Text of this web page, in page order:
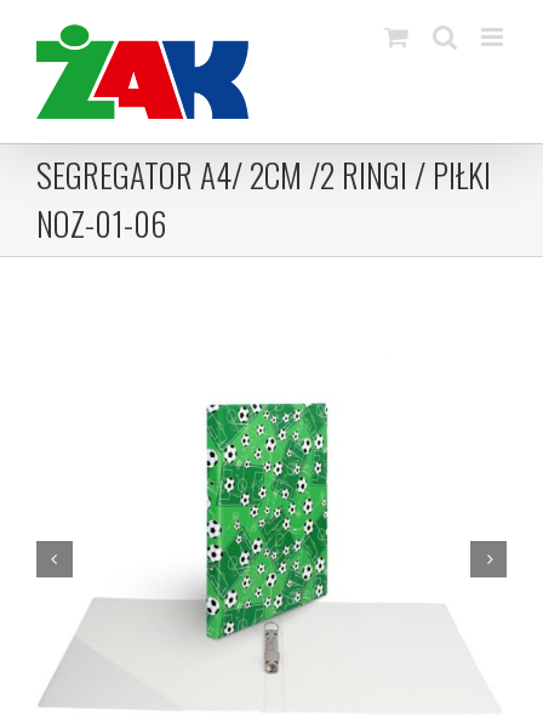
content
SEGREGATOR A4/ 2CM /2 RINGI / PIŁKI
NOZ-01-06
 